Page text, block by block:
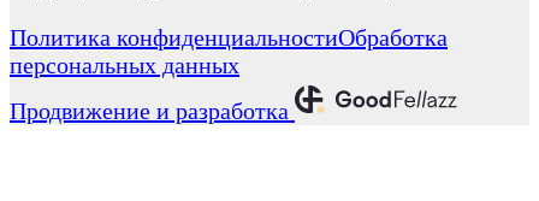
Политика конфиденциальностиОбработка
персональных данных
Продвижение и разработка